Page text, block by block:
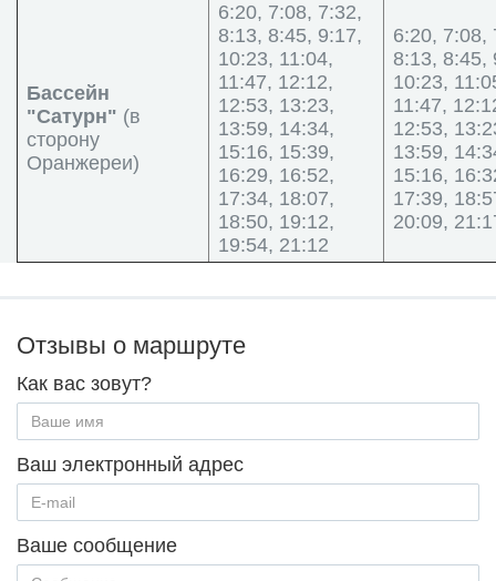
Бассейн
"Сатурн" (в
сторону
Оранжереи)
6:20, 7:08, 7:32,
8:13, 8:45, 9:17,
10:23, 11:04,
11:47, 12:12,
12:53, 13:23,
13:59, 14:34,
15:16, 15:39,
16:29, 16:52,
17:34, 18:07,
18:50, 19:12,
19:54, 21:12
6:20, 7:08,
8:13, 8:45,
10:23,
11:47,
12:53,
13:59,
15:16,
17:39,
20:09,
Отзывы о маршруте
Как вас зовут?
Ваш электронный адрес
Ваше сообщение